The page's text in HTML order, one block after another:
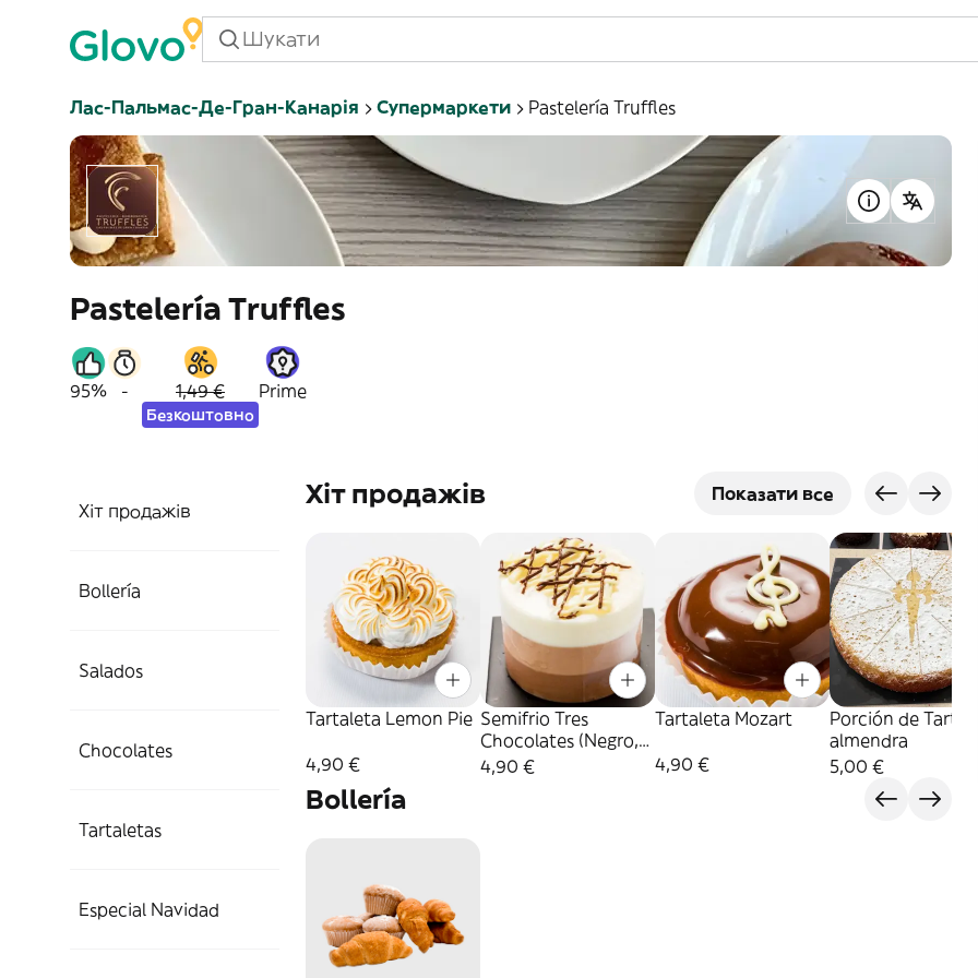
Лас-Пальмас-Де-Гран-Канарія Супермаркети Pastelería Truffles
Pastelería Truffles
95% - 1,49 €
Безкоштовно
Prime
Хіт продажів
Bollería
Bollería
Hojaldre
Plum cake
Salados
Salados
Hojaldre
Bocadillos
Chocolates
Chocolates
Bocados
Tartaletas
Tartaletas
Especial Navidad
Хіт продажів Показати все
Tartaleta Lemon Pie
4,90 €
Semifrio Tres
Chocolates (Negro,
Con Leche Y Blanco)
4,90 €
Tartaleta Mozart
4,90 €
Porción de Tarta
almendra
5,00 €
Bollería